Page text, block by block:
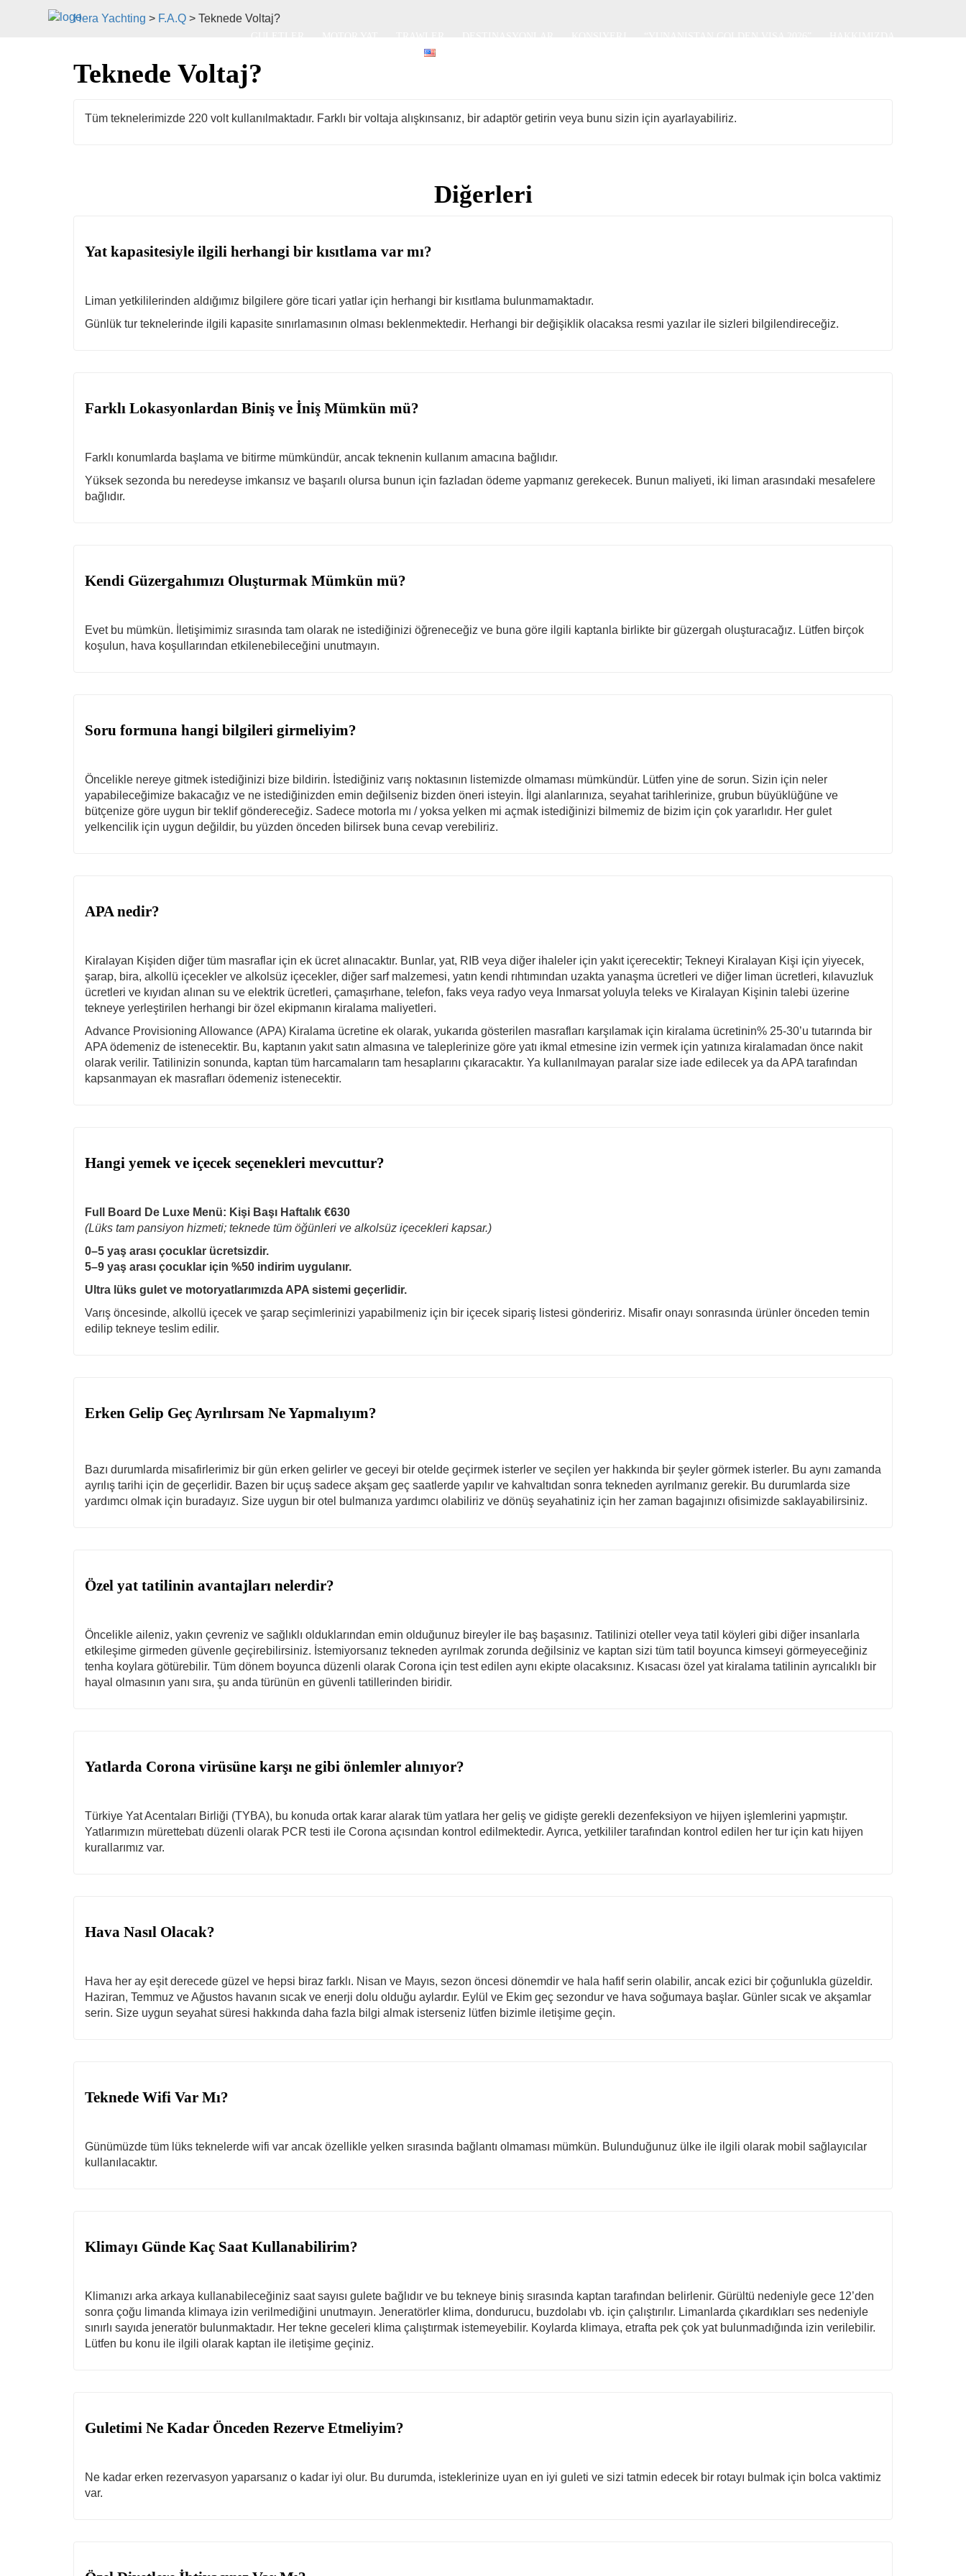
Hera Yachting > F.A.Q > Teknede Voltaj?
Teknede Voltaj?
Tüm teknelerimizde 220 volt kullanılmaktadır. Farklı bir voltaja alışkınsanız, bir adaptör getirin veya bunu sizin için ayarlayabiliriz.
Diğerleri
Yat kapasitesiyle ilgili herhangi bir kısıtlama var mı?
Liman yetkililerinden aldığımız bilgilere göre ticari yatlar için herhangi bir kısıtlama bulunmamaktadır.
Günlük tur teknelerinde ilgili kapasite sınırlamasının olması beklenmektedir. Herhangi bir değişiklik olacaksa resmi yazılar ile sizleri bilgilendireceğiz.
Farklı Lokasyonlardan Biniş ve İniş Mümkün mü?
Farklı konumlarda başlama ve bitirme mümkündür, ancak teknenin kullanım amacına bağlıdır.
Yüksek sezonda bu neredeyse imkansız ve başarılı olursa bunun için fazladan ödeme yapmanız gerekecek. Bunun maliyeti, iki liman arasındaki mesafelere
bağlıdır.
Kendi Güzergahımızı Oluşturmak Mümkün mü?
Evet bu mümkün. İletişimimiz sırasında tam olarak ne istediğinizi öğreneceğiz ve buna göre ilgili kaptanla birlikte bir güzergah oluşturacağız. Lütfen birçok
koşulun, hava koşullarından etkilenebileceğini unutmayın.
Soru formuna hangi bilgileri girmeliyim?
Öncelikle nereye gitmek istediğinizi bize bildirin. İstediğiniz varış noktasının listemizde olmaması mümkündür. Lütfen yine de sorun. Sizin için neler
yapabileceğimize bakacağız ve ne istediğinizden emin değilseniz bizden öneri isteyin. İlgi alanlarınıza, seyahat tarihlerinize, grubun büyüklüğüne ve
bütçenize göre uygun bir teklif göndereceğiz. Sadece motorla mı / yoksa yelken mi açmak istediğinizi bilmemiz de bizim için çok yararlıdır. Her gulet
yelkencilik için uygun değildir, bu yüzden önceden bilirsek buna cevap verebiliriz.
APA nedir?
Kiralayan Kişiden diğer tüm masraflar için ek ücret alınacaktır. Bunlar, yat, RIB veya diğer ihaleler için yakıt içerecektir; Tekneyi Kiralayan Kişi için yiyecek,
şarap, bira, alkollü içecekler ve alkolsüz içecekler, diğer sarf malzemesi, yatın kendi rıhtımından uzakta yanaşma ücretleri ve diğer liman ücretleri, kılavuzluk
ücretleri ve kıyıdan alınan su ve elektrik ücretleri, çamaşırhane, telefon, faks veya radyo veya Inmarsat yoluyla teleks ve Kiralayan Kişinin talebi üzerine
tekneye yerleştirilen herhangi bir özel ekipmanın kiralama maliyetleri.
Advance Provisioning Allowance (APA) Kiralama ücretine ek olarak, yukarıda gösterilen masrafları karşılamak için kiralama ücretinin% 25-30’u tutarında bir
APA ödemeniz de istenecektir. Bu, kaptanın yakıt satın almasına ve taleplerinize göre yatı ikmal etmesine izin vermek için yatınıza kiralamadan önce nakit
olarak verilir. Tatilinizin sonunda, kaptan tüm harcamaların tam hesaplarını çıkaracaktır. Ya kullanılmayan paralar size iade edilecek ya da APA tarafından
kapsanmayan ek masrafları ödemeniz istenecektir.
Hangi yemek ve içecek seçenekleri mevcuttur?
Full Board De Luxe Menü: Kişi Başı Haftalık €630
(Lüks tam pansiyon hizmeti; teknede tüm öğünleri ve alkolsüz içecekleri kapsar.)
0–5 yaş arası çocuklar ücretsizdir.
5–9 yaş arası çocuklar için %50 indirim uygulanır.
Ultra lüks gulet ve motoryatlarımızda APA sistemi geçerlidir.
Varış öncesinde, alkollü içecek ve şarap seçimlerinizi yapabilmeniz için bir içecek sipariş listesi göndeririz. Misafir onayı sonrasında ürünler önceden temin
edilip tekneye teslim edilir.
Erken Gelip Geç Ayrılırsam Ne Yapmalıyım?
Bazı durumlarda misafirlerimiz bir gün erken gelirler ve geceyi bir otelde geçirmek isterler ve seçilen yer hakkında bir şeyler görmek isterler. Bu aynı zamanda
ayrılış tarihi için de geçerlidir. Bazen bir uçuş sadece akşam geç saatlerde yapılır ve kahvaltıdan sonra tekneden ayrılmanız gerekir. Bu durumlarda size
yardımcı olmak için buradayız. Size uygun bir otel bulmanıza yardımcı olabiliriz ve dönüş seyahatiniz için her zaman bagajınızı ofisimizde saklayabilirsiniz.
Özel yat tatilinin avantajları nelerdir?
Öncelikle aileniz, yakın çevreniz ve sağlıklı olduklarından emin olduğunuz bireyler ile baş başasınız. Tatilinizi oteller veya tatil köyleri gibi diğer insanlarla
etkileşime girmeden güvenle geçirebilirsiniz. İstemiyorsanız tekneden ayrılmak zorunda değilsiniz ve kaptan sizi tüm tatil boyunca kimseyi görmeyeceğiniz
tenha koylara götürebilir. Tüm dönem boyunca düzenli olarak Corona için test edilen aynı ekipte olacaksınız. Kısacası özel yat kiralama tatilinin ayrıcalıklı bir
hayal olmasının yanı sıra, şu anda türünün en güvenli tatillerinden biridir.
Yatlarda Corona virüsüne karşı ne gibi önlemler alınıyor?
Türkiye Yat Acentaları Birliği (TYBA), bu konuda ortak karar alarak tüm yatlara her geliş ve gidişte gerekli dezenfeksiyon ve hijyen işlemlerini yapmıştır.
Yatlarımızın mürettebatı düzenli olarak PCR testi ile Corona açısından kontrol edilmektedir. Ayrıca, yetkililer tarafından kontrol edilen her tur için katı hijyen
kurallarımız var.
Hava Nasıl Olacak?
Hava her ay eşit derecede güzel ve hepsi biraz farklı. Nisan ve Mayıs, sezon öncesi dönemdir ve hala hafif serin olabilir, ancak ezici bir çoğunlukla güzeldir.
Haziran, Temmuz ve Ağustos havanın sıcak ve enerji dolu olduğu aylardır. Eylül ve Ekim geç sezondur ve hava soğumaya başlar. Günler sıcak ve akşamlar
serin. Size uygun seyahat süresi hakkında daha fazla bilgi almak isterseniz lütfen bizimle iletişime geçin.
Teknede Wifi Var Mı?
Günümüzde tüm lüks teknelerde wifi var ancak özellikle yelken sırasında bağlantı olmaması mümkün. Bulunduğunuz ülke ile ilgili olarak mobil sağlayıcılar
kullanılacaktır.
Klimayı Günde Kaç Saat Kullanabilirim?
Klimanızı arka arkaya kullanabileceğiniz saat sayısı gulete bağlıdır ve bu tekneye biniş sırasında kaptan tarafından belirlenir. Gürültü nedeniyle gece 12’den
sonra çoğu limanda klimaya izin verilmediğini unutmayın. Jeneratörler klima, dondurucu, buzdolabı vb. için çalıştırılır. Limanlarda çıkardıkları ses nedeniyle
sınırlı sayıda jeneratör bulunmaktadır. Her tekne geceleri klima çalıştırmak istemeyebilir. Koylarda klimaya, etrafta pek çok yat bulunmadığında izin verilebilir.
Lütfen bu konu ile ilgili olarak kaptan ile iletişime geçiniz.
Guletimi Ne Kadar Önceden Rezerve Etmeliyim?
Ne kadar erken rezervasyon yaparsanız o kadar iyi olur. Bu durumda, isteklerinize uyan en iyi guleti ve sizi tatmin edecek bir rotayı bulmak için bolca vaktimiz
var.